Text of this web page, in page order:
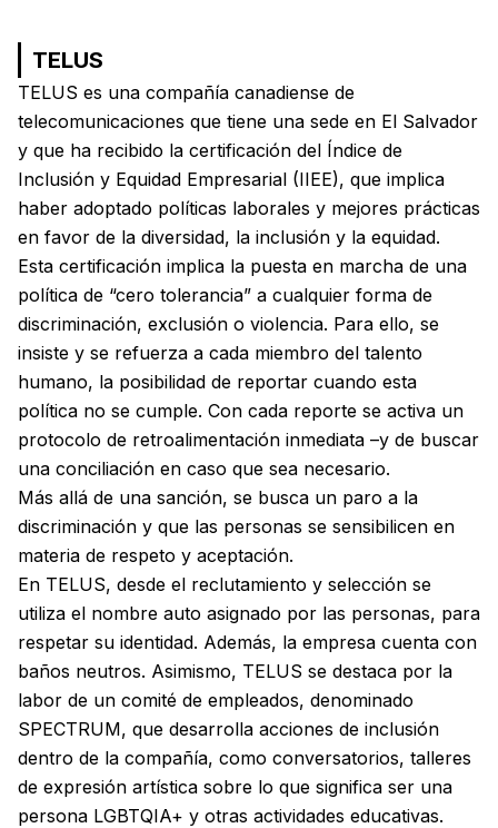
TELUS
TELUS es una compañía canadiense de
telecomunicaciones que tiene una sede en El Salvador
y que ha recibido la certificación del Índice de
Inclusión y Equidad Empresarial (IIEE), que implica
haber adoptado políticas laborales y mejores prácticas
en favor de la diversidad, la inclusión y la equidad.
Esta certificación implica la puesta en marcha de una
política de “cero tolerancia” a cualquier forma de
discriminación, exclusión o violencia. Para ello, se
insiste y se refuerza a cada miembro del talento
humano, la posibilidad de reportar cuando esta
política no se cumple. Con cada reporte se activa un
protocolo de retroalimentación inmediata –y de buscar
una conciliación en caso que sea necesario.
Más allá de una sanción, se busca un paro a la
discriminación y que las personas se sensibilicen en
materia de respeto y aceptación.
En TELUS, desde el reclutamiento y selección se
utiliza el nombre auto asignado por las personas, para
respetar su identidad. Además, la empresa cuenta con
baños neutros. Asimismo, TELUS se destaca por la
labor de un comité de empleados, denominado
SPECTRUM, que desarrolla acciones de inclusión
dentro de la compañía, como conversatorios, talleres
de expresión artística sobre lo que significa ser una
persona LGBTQIA+ y otras actividades educativas.